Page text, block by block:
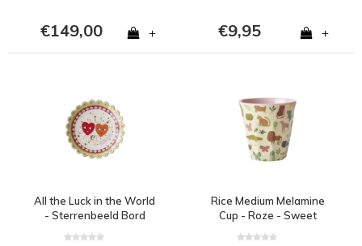
€149,00 + €9,95 +
All the Luck in the World
- Sterrenbeeld Bord
Rice Medium Melamine
Cup - Roze - Sweet